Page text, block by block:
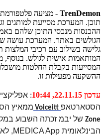
TrenDemon - מציעה פלטפורמת
תוכן. המערכת מסייעת למותגים
ההכנסות מנכסי התוכן שלהם
הגולשים באתר. המערכת עושה
גלישה בשילוב עם רכיבי המלצות
המותאמות אישית לגולש.
המסייעות בקבלת החלטות
ההשקעה מפעילות זו.
עדכון 22.11.15, 10:44 :
הסטארטאפ Voiceitt ממאיץ
Zone של יבמ זכתה השבוע
הבינלאומית MEDICA App
,